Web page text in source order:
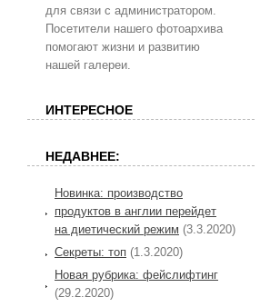
для связи с администратором.
Посетители нашего фотоархива
помогают жизни и развитию
нашей галереи.
ИНТЕРЕСНОЕ
НЕДАВНЕЕ:
Новинка: производство
продуктов в англии перейдет
на диетический режим (3.3.2020)
Секреты: топ (1.3.2020)
Новая рубрика: фейслифтинг
(29.2.2020)